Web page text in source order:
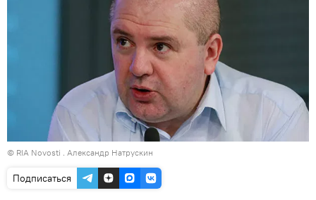
© RIA Novosti . Александр Натрускин
Подписаться